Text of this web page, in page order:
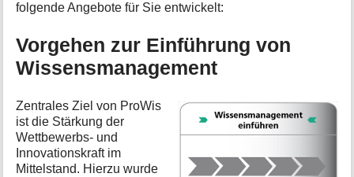
folgende Angebote für Sie entwickelt:
Vorgehen zur Einführung von
Wissensmanagement
Zentrales Ziel von ProWis
ist die Stärkung der
Wettbewerbs- und
Innovationskraft im
Mittelstand. Hierzu wurde